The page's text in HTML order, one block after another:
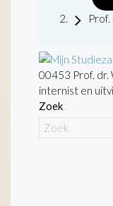
Prof.
00453 Prof. dr.
internist en
Zoek